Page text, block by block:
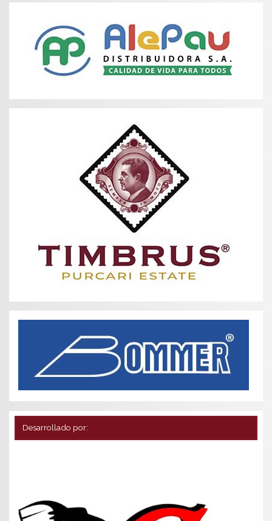
Desarrollado por: